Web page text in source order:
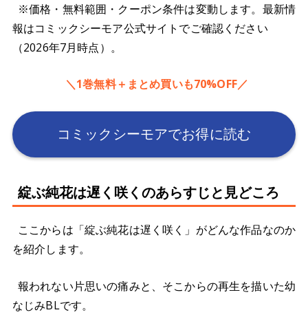
※価格・無料範囲・クーポン条件は変動します。最新情
報はコミックシーモア公式サイトでご確認ください
（2026年7月時点）。
＼1巻無料＋まとめ買いも70%OFF／
コミックシーモアでお得に読む
綻ぶ純花は遅く咲くのあらすじと見どころ
ここからは「綻ぶ純花は遅く咲く」がどんな作品なのか
を紹介します。
報われない片思いの痛みと、そこからの再生を描いた幼
なじみBLです。